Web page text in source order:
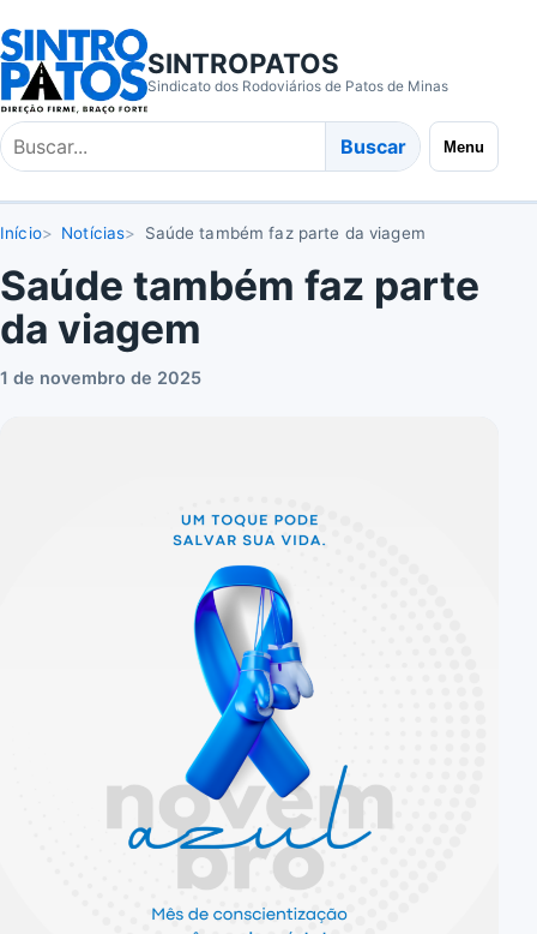
SINTROPATOS
Sindicato dos Rodoviários de Patos de Minas
Buscar
no
site
Buscar Menu
Início Notícias Saúde também faz parte da viagem
Saúde também faz parte
da viagem
1 de novembro de 2025